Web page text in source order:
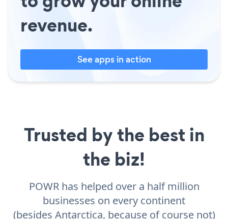
revenue.
See apps in action
Trusted by the best in
the biz!
POWR has helped over a half million
businesses on every continent
(besides Antarctica, because of course not)